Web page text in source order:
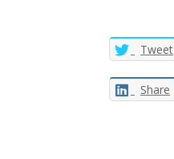
Tweet
Share